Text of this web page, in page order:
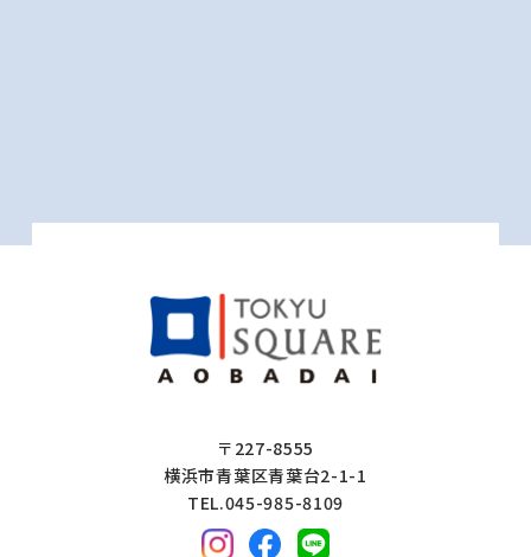
〒227-8555
横浜市青葉区青葉台2-1-1
TEL.045-985-8109